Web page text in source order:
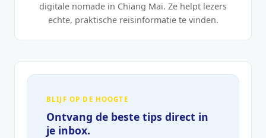
digitale nomade in Chiang Mai. Ze helpt lezers
echte, praktische reisinformatie te vinden.
BLIJF OP DE HOOGTE
Ontvang de beste tips direct in
je inbox.